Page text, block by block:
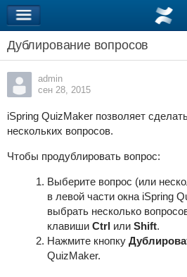
Дублирование вопросов
admin
сен 28, 2015
iSpring QuizMaker позволяет
нескольких вопросов.
Чтобы продублировать вопрос:
Выберите вопрос (или
в левой части окна iSpring
выбрать несколько
клавиши Ctrlили Shift.
Нажмите кнопку
QuizMaker.